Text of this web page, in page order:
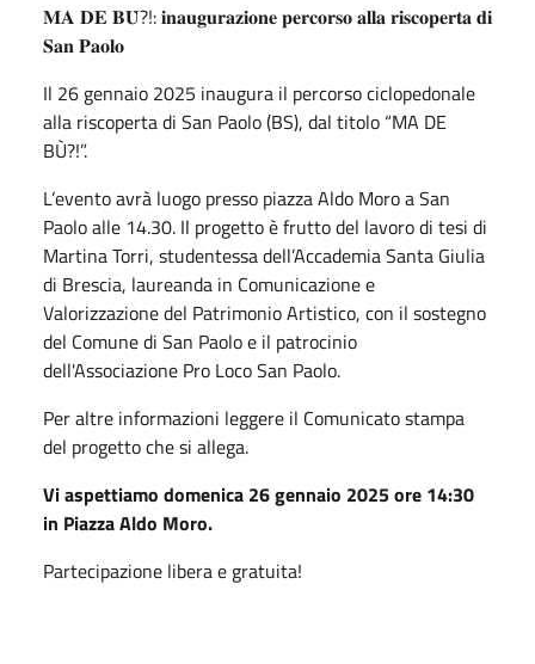
𝐌𝐀 𝐃𝐄 𝐁𝐔̀?!: 𝐢𝐧𝐚𝐮𝐠𝐮𝐫𝐚𝐳𝐢𝐨𝐧𝐞 𝐩𝐞𝐫𝐜𝐨𝐫𝐬𝐨 𝐚𝐥𝐥𝐚 𝐫𝐢𝐬𝐜𝐨𝐩𝐞𝐫𝐭𝐚 𝐝𝐢
𝐒𝐚𝐧 𝐏𝐚𝐨𝐥𝐨
Il 26 gennaio 2025 inaugura il percorso ciclopedonale
alla riscoperta di San Paolo (BS), dal titolo “MA DE
BÙ?!”.
L’evento avrà luogo presso piazza Aldo Moro a San
Paolo alle 14.30. Il progetto è frutto del lavoro di tesi di
Martina Torri, studentessa dell’Accademia Santa Giulia
di Brescia, laureanda in Comunicazione e
Valorizzazione del Patrimonio Artistico, con il sostegno
del Comune di San Paolo e il patrocinio
dell'Associazione Pro Loco San Paolo.
Per altre informazioni leggere il Comunicato stampa
del progetto che si allega.
Vi aspettiamo domenica 26 gennaio 2025 ore 14:30
in Piazza Aldo Moro.
Partecipazione libera e gratuita!